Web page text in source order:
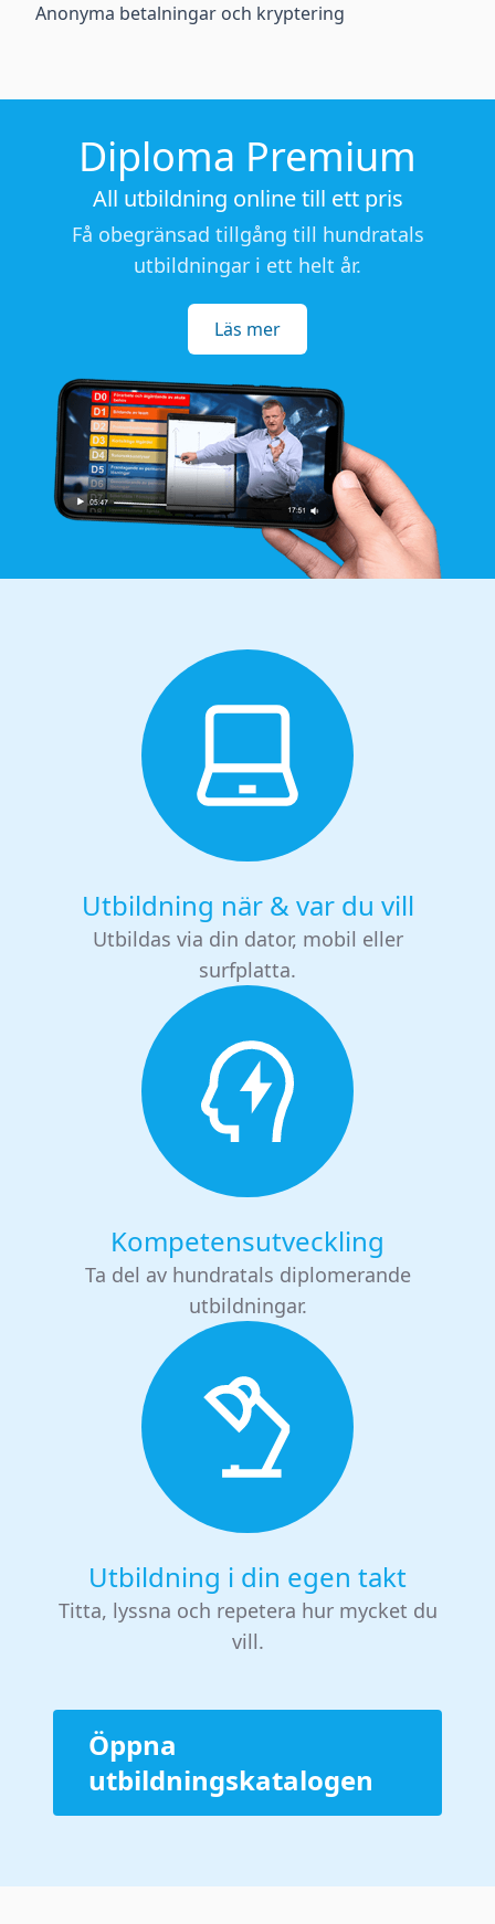
Anonyma betalningar och kryptering
Diploma Premium
All utbildning online till ett pris
Få obegränsad tillgång till hundratals
utbildningar i ett helt år.
Läs mer
Utbildning när & var du vill
Utbildas via din dator, mobil eller
surfplatta.
Kompetensutveckling
Ta del av hundratals diplomerande
utbildningar.
Utbildning i din egen takt
Titta, lyssna och repetera hur mycket du
vill.
Öppna
utbildningskatalogen